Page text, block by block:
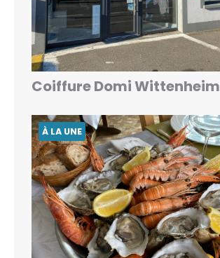
Coiffure Domi Wittenheim
À LA UNE